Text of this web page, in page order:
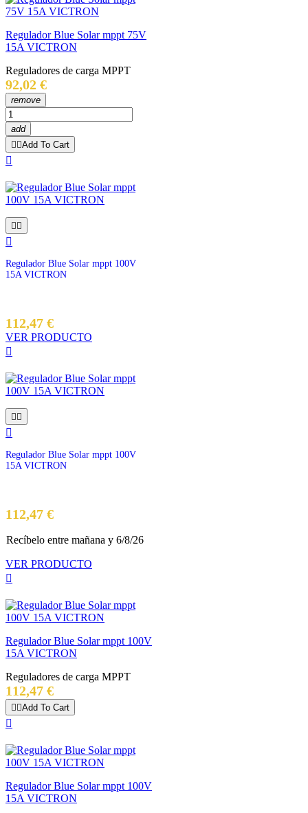
Regulador Blue Solar mppt 75V
15A VICTRON
Reguladores de carga MPPT
92,02 €Precio
remove
add
Add To Cart



Regulador Blue Solar mppt 100V
15A VICTRON
112,47 €
VER PRODUCTO



Regulador Blue Solar mppt 100V
15A VICTRON
112,47 €Precio
Recíbelo entre mañana y 6/8/26
VER PRODUCTO

Regulador Blue Solar mppt 100V
15A VICTRON
Reguladores de carga MPPT
112,47 €Precio
Add To Cart

Regulador Blue Solar mppt 100V
15A VICTRON